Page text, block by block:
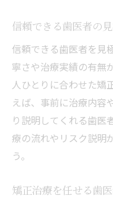
事項
矯正治療の
る方法
費用と保険
ット
矯正治療費
ポイント
始時期
信頼できる歯医者の
信頼できる歯医者を見
寧さや治療実績の有無
人ひとりに合わせた矯
えば、事前に治療内容
り説明してくれる歯医
療の流れやリスク説明
う。
矯正治療を任せる歯